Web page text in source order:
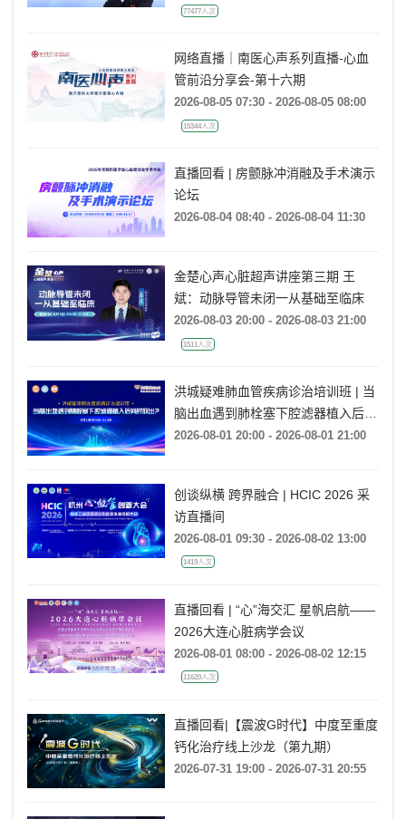
77477人次
网络直播｜南医心声系列直播-心血
管前沿分享会-第十六期
2026-08-05 07:30 - 2026-08-05 08:00
15344人次
直播回看 | 房颤脉冲消融及手术演示
论坛
2026-08-04 08:40 - 2026-08-04 11:30
金楚心声心脏超声讲座第三期 王
斌：动脉导管未闭一从基础至临床
2026-08-03 20:00 - 2026-08-03 21:00
1511人次
洪城疑难肺血管疾病诊治培训班 | 当
脑出血遇到肺栓塞下腔滤器植入后何
时取出?
2026-08-01 20:00 - 2026-08-01 21:00
创谈纵横 跨界融合 | HCIC 2026 采
访直播间
2026-08-01 09:30 - 2026-08-02 13:00
1419人次
直播回看 | “心”海交汇 星帆启航——
2026大连心脏病学会议
2026-08-01 08:00 - 2026-08-02 12:15
11620人次
直播回看|【震波G时代】中度至重度
钙化治疗线上沙龙（第九期）
2026-07-31 19:00 - 2026-07-31 20:55